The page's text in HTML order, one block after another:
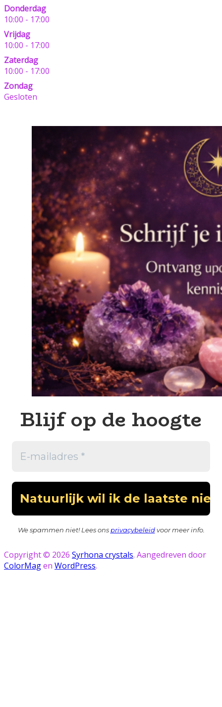
Donderdag
10:00 - 17:00
Vrijdag
10:00 - 17:00
Zaterdag
10:00 - 17:00
Zondag
Gesloten
Blijf op de hoogte
We spammen niet! Lees ons privacybeleidvoor meer info.
Copyright © 2026 Syrhona crystals. Aangedreven door
ColorMagen WordPress.